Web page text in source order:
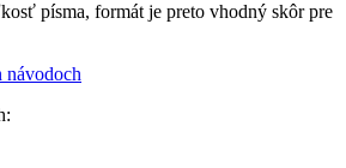
písma, formát je preto vhodný skôr pre
návodoch